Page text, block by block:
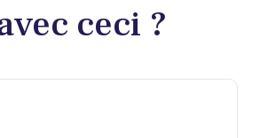
ceci ?